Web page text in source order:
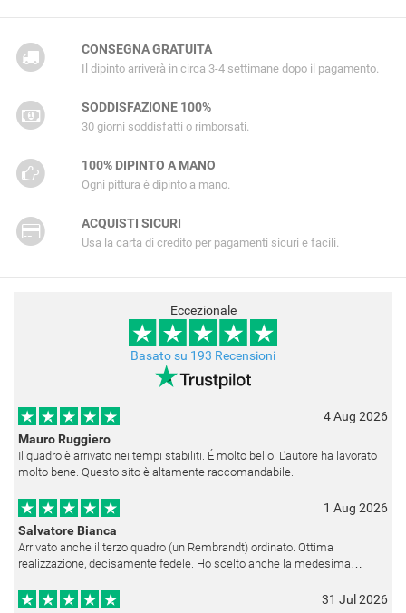
CONSEGNA GRATUITA
Il dipinto arriverà in circa 3-4 settimane dopo il pagamento.
SODDISFAZIONE 100%
30 giorni soddisfatti o rimborsati.
100% DIPINTO A MANO
Ogni pittura è dipinto a mano.
ACQUISTI SICURI
Usa la carta di credito per pagamenti sicuri e facili.
Eccezionale
Basato su 193 Recensioni
4 Aug 2026
Mauro Ruggiero
Il quadro è arrivato nei tempi stabiliti. É molto bello. L'autore ha lavorato
molto bene. Questo sito è altamente raccomandabile.
1 Aug 2026
Salvatore Bianca
Arrivato anche il terzo quadro (un Rembrandt) ordinato. Ottima
realizzazione, decisamente fedele. Ho scelto anche la medesima
appesi
31 Jul 2026